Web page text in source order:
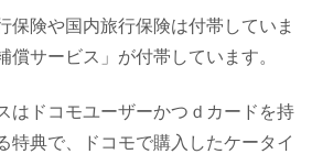
保険や国内旅行保険は付帯していま
償サービス」が付帯しています。
はドコモユーザーかつｄカードを持
特典で、ドコモで購入したケータイ